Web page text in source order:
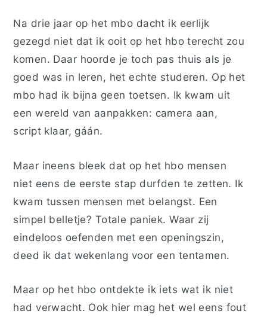
Na drie jaar op het mbo dacht ik eerlijk
gezegd niet dat ik ooit op het hbo terecht zou
komen. Daar hoorde je toch pas thuis als je
goed was in leren, het echte studeren. Op het
mbo had ik bijna geen toetsen. Ik kwam uit
een wereld van aanpakken: camera aan,
script klaar, gáán.
Maar ineens bleek dat op het hbo mensen
niet eens de eerste stap durfden te zetten. Ik
kwam tussen mensen met belangst. Een
simpel belletje? Totale paniek. Waar zij
eindeloos oefenden met een openingszin,
deed ik dat wekenlang voor een tentamen.
Maar op het hbo ontdekte ik iets wat ik niet
had verwacht. Ook hier mag het wel eens fout